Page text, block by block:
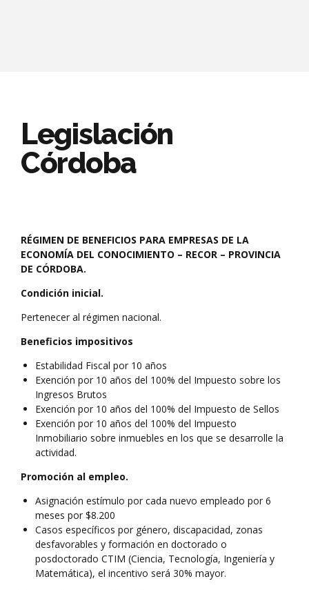
Legislación
Córdoba
RÉGIMEN DE BENEFICIOS PARA EMPRESAS DE LA
ECONOMÍA DEL CONOCIMIENTO – RECOR – PROVINCIA
DE CÓRDOBA.
Condición inicial.
Pertenecer al régimen nacional.
Beneficios impositivos
Estabilidad Fiscal por 10 años
Exención por 10 años del 100% del Impuesto sobre los
Ingresos Brutos
Exención por 10 años del 100% del Impuesto de Sellos
Exención por 10 años del 100% del Impuesto
Inmobiliario sobre inmuebles en los que se desarrolle la
actividad.
Promoción al empleo.
Asignación estímulo por cada nuevo empleado por 6
meses por $8.200
Casos específicos por género, discapacidad, zonas
desfavorables y formación en doctorado o
posdoctorado CTIM (Ciencia, Tecnología, Ingeniería y
Matemática), el incentivo será 30% mayor.